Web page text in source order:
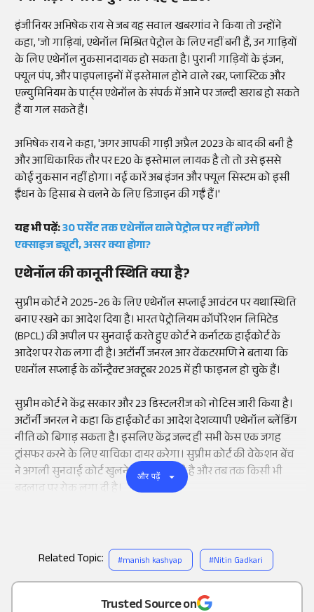
Add
as a
Trusted Source on
इंजीनियर अभिषेक राय से जब यह सवाल खबरगांव ने किया तो उन्होंने
कहा, 'जो गाड़ियां, एथेनॉल मिश्रित पेट्रोल के लिए नहीं बनी हैं, उन गाड़ियों
के लिए एथेनॉल नुकसानदायक हो सकता है। पुरानी गाड़ियों के इंजन,
फ्यूल पंप, और पाइपलाइनों में इस्तेमाल होने वाले रबर, प्लास्टिक और
एल्युमिनियम के पार्ट्स एथेनॉल के संपर्क में आने पर जल्दी खराब हो सकते
हैं या गल सकते हैं।
अभिषेक राय ने कहा, 'अगर आपकी गाड़ी अप्रैल 2023 के बाद की बनी है
और आधिकारिक तौर पर E20 के इस्तेमाल लायक है तो तो उसे इससे
कोई नुकसान नहीं होगा। नई कारें अब इंजन और फ्यूल सिस्टम को इसी
ईंधन के हिसाब से चलने के लिए डिजाइन की गईं हैं।'
यह भी पढ़ें:30 पर्सेंट तक एथेनॉल वाले पेट्रोल पर नहीं लगेगी
एक्साइज ड्यूटी, असर क्या होगा?
एथेनॉल की कानूनी स्थिति क्या है?
सुप्रीम कोर्ट ने 2025-26 के लिए एथेनॉल सप्लाई आवंटन पर यथास्थिति
बनाए रखने का आदेश दिया है। भारत पेट्रोलियम कॉर्पोरेशन लिमिटेड
(BPCL) की अपील पर सुनवाई करते हुए कोर्ट ने कर्नाटक हाईकोर्ट के
आदेश पर रोक लगा दी है। अटॉर्नी जनरल आर वेंकटरमणि ने बताया कि
एथनॉल सप्लाई के कॉन्ट्रैक्ट अक्टूबर 2025 में ही फाइनल हो चुके हैं।
सुप्रीम कोर्ट ने केंद्र सरकार और 23 डिस्टलरीज को नोटिस जारी किया है।
अटॉर्नी जनरल ने कहा कि हाईकोर्ट का आदेश देशव्यापी एथेनॉल ब्लेंडिंग
नीति को बिगाड़ सकता है। इसलिए केंद्र जल्द ही सभी केस एक जगह
ट्रांसफर करने के लिए याचिका दायर करेगा। सुप्रीम कोर्ट की वेकेशन बेंच
ने अगली सुनवाई कोर्ट खुलने के बाद तय की है और तब तक किसी भी
बदलाव पर रोक लगा दी है।
और पढ़ें
Related Topic: #manish kashyap #Nitin Gadkari